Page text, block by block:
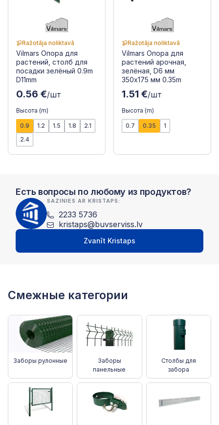
Ražotāja noliktavā
Vilmars Опора для
растений, столб для
посадки зелёный 0.9m
D11mm
0.56 €/шт
Высота (m)
0.9 1.2 1.5 1.8
2.1
2.4
Ražotāja noliktavā
Vilmars Опора для
растений арочная,
зелёная, D6 мм
350x175 мм 0.35m
1.51 €/шт
Высота (m)
0.7 0.35 1
Есть вопросы по любому из продуктов?
SAZINIES AR KRISTAPS:
2233 5736
kristaps@buvserviss.lv
Zvanīt Kristaps
Смежные категории
Заборы pулонные
Заборы
панельные
Столбы для
забора